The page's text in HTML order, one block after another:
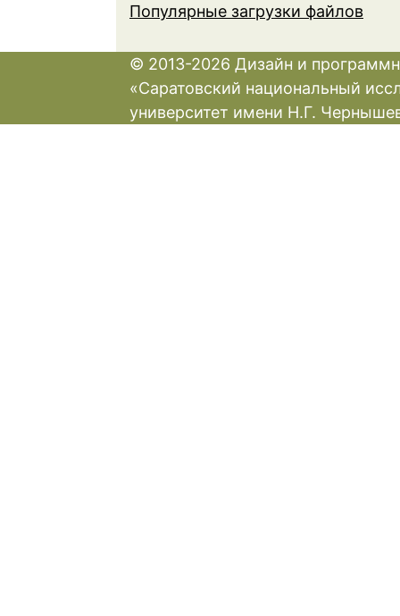
Популярные загрузки файлов
© 2013-2026 Дизайн и
«Саратовский национальный
университет имени Н.Г.